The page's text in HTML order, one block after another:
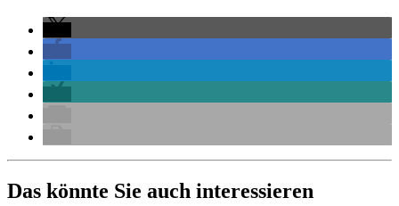
Das könnte Sie auch interessieren